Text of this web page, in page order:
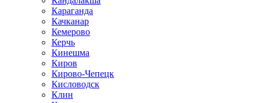
Караганда
Качканар
Кемерово
Керчь
Кинешма
Киров
Кирово-Чепецк
Кисловодск
Клин